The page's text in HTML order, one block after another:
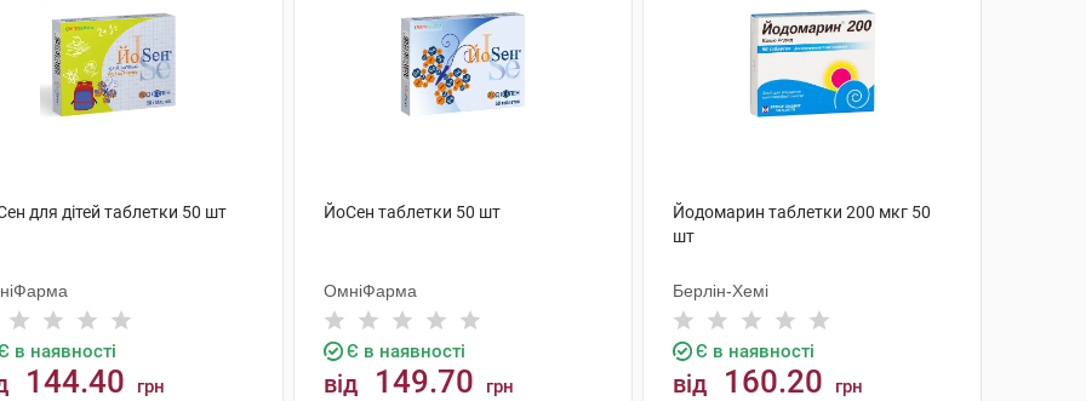
для дітей таблетки 50 шт
в наявності
144.40 грн
ЙоСен таблетки 50 шт
ОмніФарма
Є в наявності
від 149.70 грн
Йодомарин таблетки 200 мкг 50
шт
Берлін-Хемі
Є в наявності
від 160.20 грн